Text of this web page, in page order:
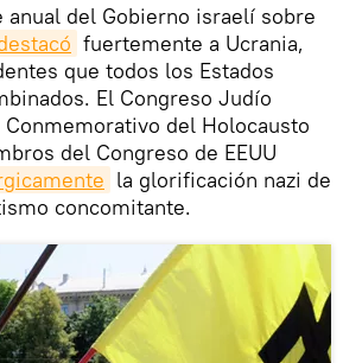
anual del Gobierno israelí sobre
fuertemente a Ucrania,
que todos los Estados
El Congreso Judío
del Holocausto
del Congreso de EEUU
la glorificación nazi de
concomitante.